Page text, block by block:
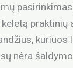
praktinių
nėra